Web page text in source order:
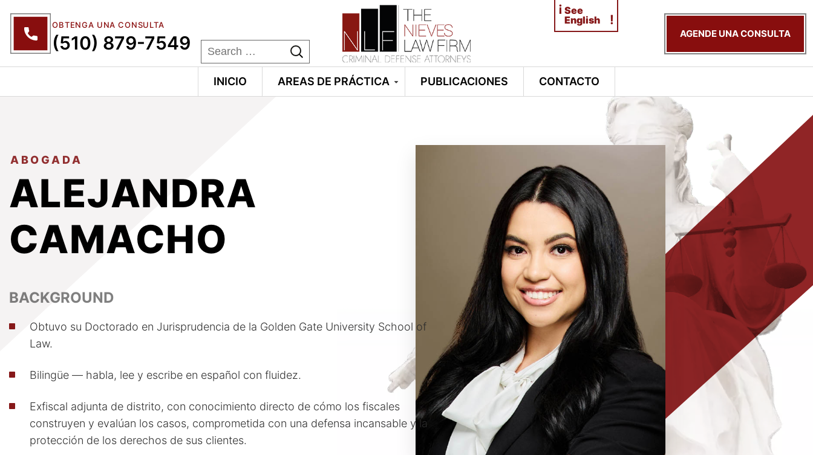
OBTENGA UNA CONSULTA
(510) 879-7549
¡ See
English
!
AGENDE UNA CONSULTA
INICIO AREAS DE PRÁCTICA PUBLICACIONES CONTACTO
ABOGADA
ALEJANDRA
CAMACHO
BACKGROUND
Obtuvo su Doctorado en Jurisprudencia de la Golden Gate University School of
Law.
Bilingüe — habla, lee y escribe en español con fluidez.
Exfiscal adjunta de distrito, con conocimiento directo de cómo los fiscales
construyen y evalúan los casos, comprometida con una defensa incansable y la
protección de los derechos de sus clientes.